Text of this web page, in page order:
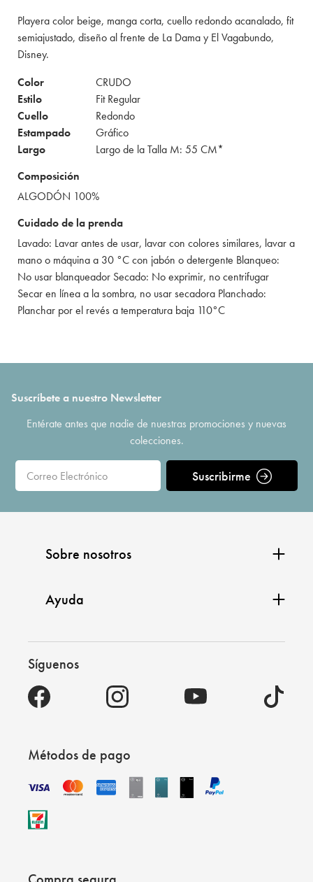
Playera color beige, manga corta, cuello redondo acanalado, fit
semiajustado, diseño al frente de La Dama y El Vagabundo,
Disney.
Color
CRUDO
Estilo
Fit Regular
Cuello
Redondo
Estampado
Gráfico
Largo
Largo de la Talla M: 55 CM*
Composición
ALGODÓN 100%
Cuidado de la prenda
Lavado: Lavar antes de usar, lavar con colores similares, lavar a
mano o máquina a 30 °C con jabón o detergente Blanqueo:
No usar blanqueador Secado: No exprimir, no centrifugar
Secar en línea a la sombra, no usar secadora Planchado:
Planchar por el revés a temperatura baja 110°C
Suscríbete a nuestro Newsletter
Entérate antes que nadie de nuestras promociones y nuevas
colecciones.
Suscribirme
Sobre nosotros
Ayuda
Síguenos
Métodos de pago